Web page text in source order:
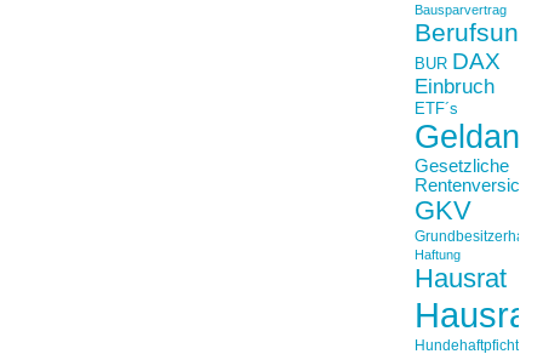
Bausparvertrag
BUR DAX
Einbruch
ETF´s
Gesetzliche
GKV
Haftung
Hausrat
Hundehaftpficht